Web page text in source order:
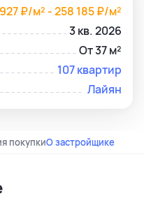
₽/м² - 258 185 ₽/м²
3 кв. 2026
От 37 м²
107 квартир
Лайян
покупкиО застройщике